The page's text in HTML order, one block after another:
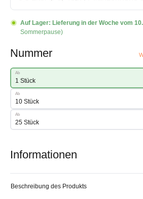
Auf Lager: Lieferung in der Woche vom
Sommerpause)
Nummer
Ab
1 Stück
Ab
10 Stück
Ab
25 Stück
Informationen
Beschreibung des Produkts